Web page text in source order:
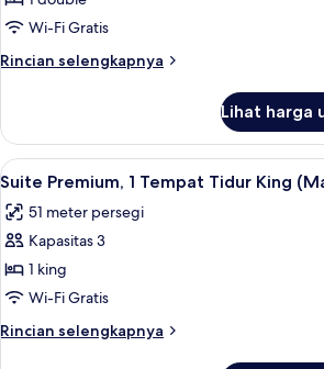
Premium,
1
Tempat
Double
Wi-Fi Gratis
Rincian selengkapnya
Rincian
Kamar
Premium,
1
Tidur
Double
Lihat harga
Lihat
semua
foto
untuk
Suite
Premium,
1
Tempat
Seprai
5
Suite Premium, 1 Tempat Tidur King
51 meter persegi
Kapasitas 3
1 king
Wi-Fi Gratis
Rincian selengkapnya
Rincian